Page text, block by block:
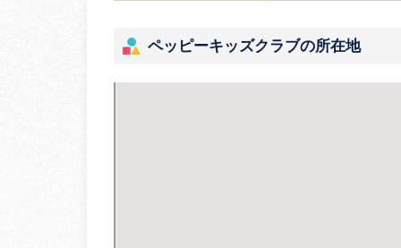
ペッピーキッズクラブの所在地